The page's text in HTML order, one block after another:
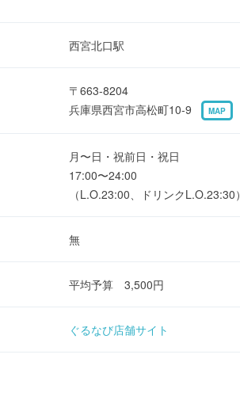
西宮北口駅
〒663-8204
兵庫県西宮市高松町10-9
MAP
月〜日・祝前日・祝日
17:00〜24:00
（L.O.23:00、ドリンクL.O.23:30）
無
平均予算 3,500円
ぐるなび店舗サイト